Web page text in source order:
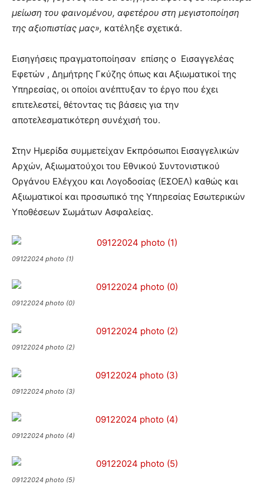
μείωση του φαινομένου, αφετέρου στη μεγιστοποίηση
της αξιοπιστίας μας», κατέληξε σχετικά.
Εισηγήσεις πραγματοποίησαν επίσης ο Εισαγγελέας
Εφετών , Δημήτρης Γκύζης όπως και Αξιωματικοί της
Υπηρεσίας, οι οποίοι ανέπτυξαν το έργο που έχει
επιτελεστεί, θέτοντας τις βάσεις για την
αποτελεσματικότερη συνέχισή του.
Στην Ημερίδα συμμετείχαν Εκπρόσωποι Εισαγγελικών
Αρχών, Αξιωματούχοι του Εθνικού Συντονιστικού
Οργάνου Ελέγχου και Λογοδοσίας (ΕΣΟΕΛ) καθώς και
Αξιωματικοί και προσωπικό της Υπηρεσίας Εσωτερικών
Υποθέσεων Σωμάτων Ασφαλείας.
09122024 photo (1)
09122024 photo (0)
09122024 photo (2)
09122024 photo (3)
09122024 photo (4)
09122024 photo (5)